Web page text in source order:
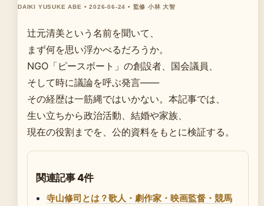
DAIKI YUSUKE ABE • 2026-06-24 • 監修 小林 大智
辻元清美という名前を聞いて、
まず何を思い浮かべるだろうか。
NGO「ピースボート」の創設者、国会議員、
そして時に議論を呼ぶ発言——
その経歴は一筋縄ではいかない。本記事では、
生い立ちから政治活動、結婚や家族、
現在の役割までを、公的資料をもとに検証する。
関連記事 4件
寺山修司とは？歌人・劇作家・映画監督・競馬